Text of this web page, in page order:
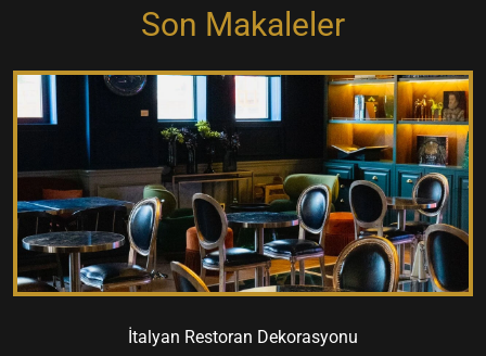
Son Makaleler
İtalyan Restoran Dekorasyonu